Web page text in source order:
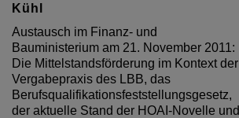
Kühl
Austausch im Finanz- und
Bauministerium am 21. November 2011:
Die Mittelstandsförderung im Kontext der
Vergabepraxis des LBB, das
Berufsqualifikationsfeststellungsgesetz,
der aktuelle Stand der HOAI-Novelle und